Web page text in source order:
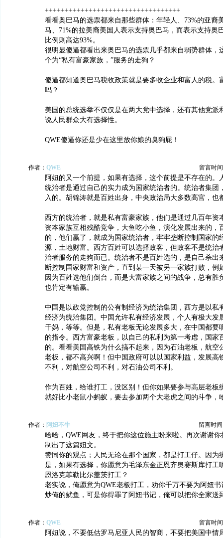
++++++++++++++++++++++++++++++++++
看看奥巴马的选票都来自那些群体：年轻人、73%的亚裔
马、71%的拉美裔美国人表示支持奥巴马，而表示支持奥
比例则高达93%。
很明显傻逼都看出来奥巴马的选票几乎都来自弱势群体，
个为“私有富豪家族，”服务的走狗？
傻逼都知道奥巴马税收政策就是要多收企业和富人的税。
吗？
美国的总统选举不仅仅是在两大党中选择，还有其他党派
说人民群众大有选择性。
QWE傻逼你还是少在这里放你娘的臭狗屁！
作者： QWE 留言时
阿妞的又一个前提，如果有选择，这个前提是不存在的。
统治者是通过自己的实力成为国家统治者的。统治者集团
入的。胡锦涛就是百姓出身，中央政治局大多数高官，也
西方的统治者，就是私有富豪家族，他们是通过几百年资
资本家族互相残酷竞争，大鱼吃小鱼，演化发展出来的，
的，他们赢了，就成为国家统治者，牢牢垄断控制国家的
源，土地财富。西方百姓可以选择政客，但政客不是统治
治者服务的走狗而已。统治者不是百姓选的，是自己杀出
断控制国家财富和资产，直到某一天被另一家族打败，例
因为百姓选他们倒台，而是大富家族之间的战争，总有胜
也肯定有输赢。
中国是以政党控制的公有制经济为统治集团，西方是以私
经济为统治集团。中国允许私有经济发展，个人有极大发
干妈，等等。但是，私有老板无论发展多大，在中国都要
的指令。西方富豪老板，以自己的私利为第一考虑，国家
的。看看美国高铁为什么搞不起来，因为石油老板，航空
老板，都不高兴啊！但中国政府可以以国家利益，发展高
不利，对航空公司不利，对石油公司不利。
作为百姓，给谁打工，没区别！但你如果要参与高层老板
就好比小老鼠小蚂蚁，要去参加两个大老虎之间的斗争，
作者： 阿妞不牛 留言时间
哈哈，QWE网友，终于把你这位施主盼来啦。再次谢谢
制出了这篇妞文。
赞同你的观点；人民无论在那个国家，都是打工仔。因为
是，如果有选择，你愿意为毛泽东金正恩齐奥赛斯库打工
恩洛克菲勒比尔盖茨打工？
老实说，俺愿意为QWE老板打工，劝你千万不要为阿妞
炒俺的鱿鱼，可是你得罪了阿妞书记，俺可以把你全家送
作者： QWE 留言时
阿妞说，不要低估罗马尼亚人民的智商，不要把美国中情